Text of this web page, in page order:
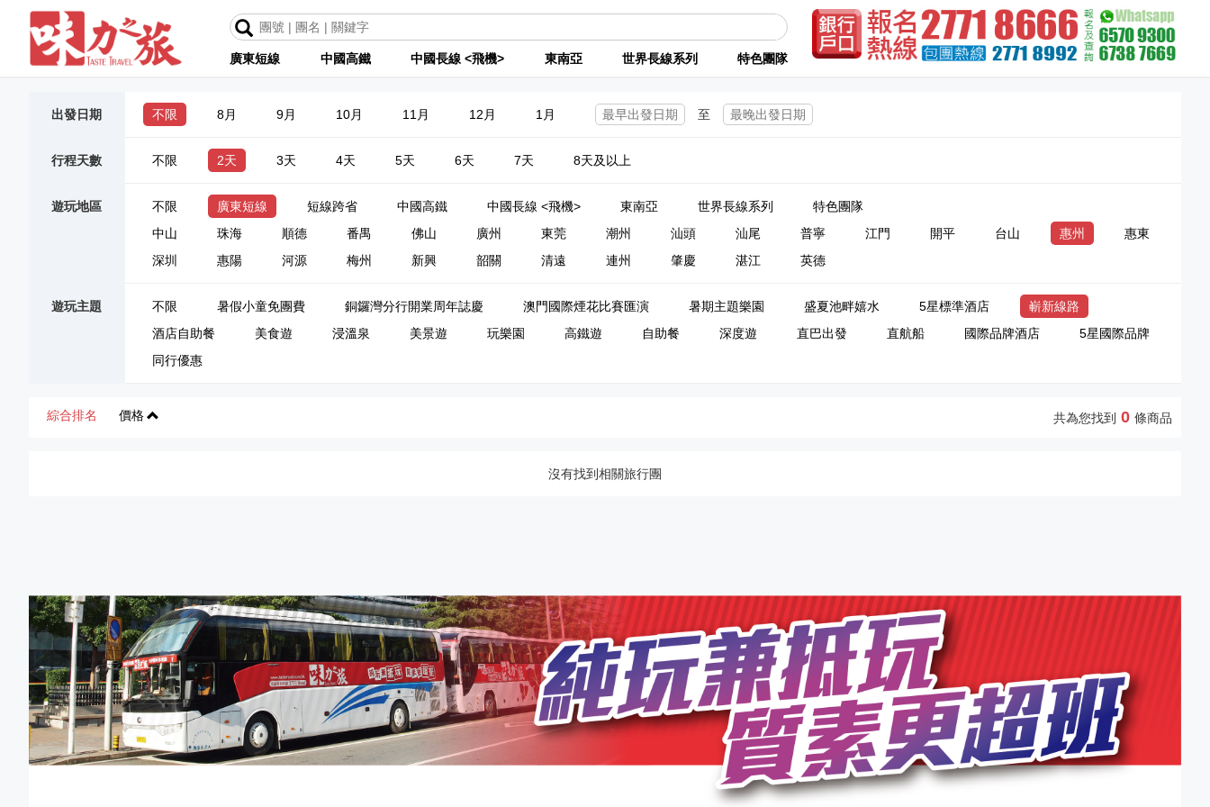
廣東短線 中國高鐵 中國長線 <飛機> 東南亞 世界長線系列 特色團隊
出發日期 不限 8月 9月 10月 11月 12月 1月 至
行程天數 不限 2天 3天 4天 5天 6天 7天 8天及以上
遊玩地區 不限 廣東短線 短線跨省 中國高鐵 中國長線 <飛機> 東南亞 世界長線系列
特色團隊
中山
珠海 順德 番禺 佛山 廣州 東莞 潮州 汕頭 汕尾 普寧 江門 開平 台山 惠州
惠東
深圳
惠陽 河源 梅州 新興 韶關 清遠 連州 肇慶 湛江 英德
遊玩主題 不限 暑假小童免團費 銅鑼灣分行開業周年誌慶 澳門國際煙花比賽匯演 暑期主題樂園 盛夏池畔嬉水 5星標準酒店
嶄新線路
酒店自助餐
美食遊 浸溫泉 美景遊 玩樂園 高鐵遊 自助餐 深度遊 直巴出發 直航船 國際品牌酒店
5星國際品牌
同行優惠
綜合排名 價格 共為您找到 0 條商品
沒有找到相關旅行團